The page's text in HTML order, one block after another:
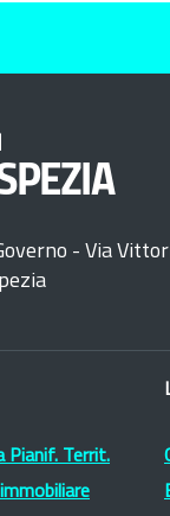
- Via
Pianif. Territ.